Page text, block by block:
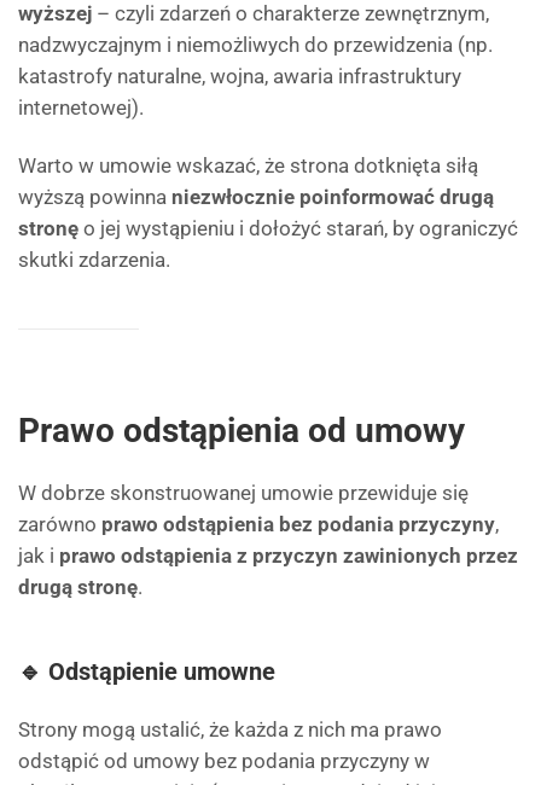
wyższej – czyli zdarzeń o charakterze zewnętrznym,
nadzwyczajnym i niemożliwych do przewidzenia (np.
katastrofy naturalne, wojna, awaria infrastruktury
internetowej).
Warto w umowie wskazać, że strona dotknięta siłą
wyższą powinna niezwłocznie poinformować drugą
stronę o jej wystąpieniu i dołożyć starań, by ograniczyć
skutki zdarzenia.
Prawo odstąpienia od umowy
W dobrze skonstruowanej umowie przewiduje się
zarówno prawo odstąpienia bez podania przyczyny,
jak i prawo odstąpienia z przyczyn zawinionych przez
drugą stronę.
🔹 Odstąpienie umowne
Strony mogą ustalić, że każda z nich ma prawo
odstąpić od umowy bez podania przyczyny w